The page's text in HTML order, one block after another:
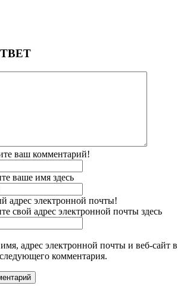
ваш комментарий!
ваше имя здесь
адрес электронной почты!
свой адрес электронной почты здесь
адрес электронной почты и веб-сайт в
комментария.